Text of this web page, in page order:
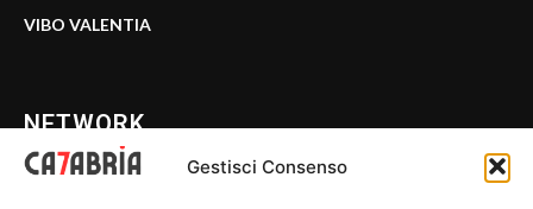
Gestisci Consenso
VIBO VALENTIA
NETWORK